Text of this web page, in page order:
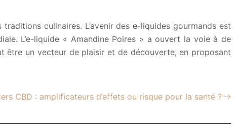
culinaires. L’avenir des e-liquides gourmands est
L’e-liquide « Amandine Poires » a ouvert la voie à de
être un vecteur de plaisir et de découverte, en proposant
CBD : amplificateurs d’effets ou risque pour la santé ?